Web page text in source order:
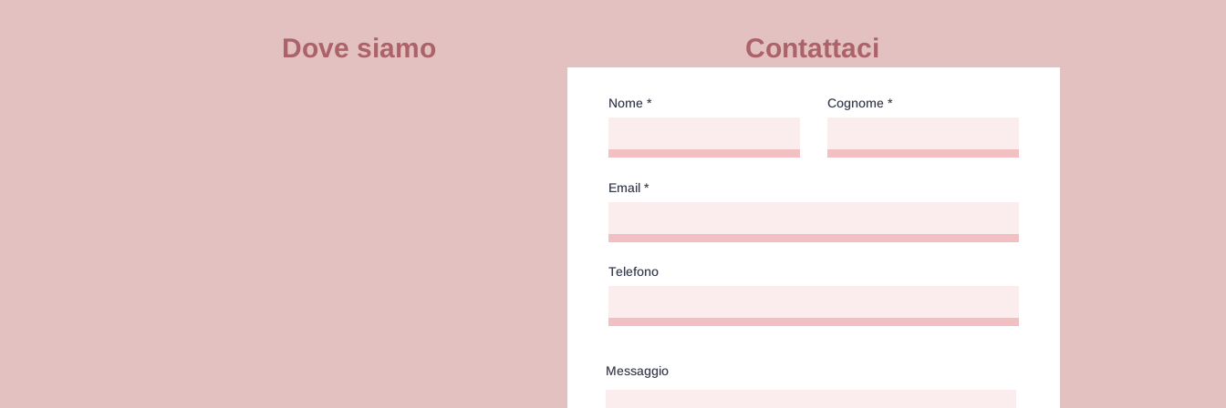
Dove siamo Contattaci
Nome Cognome
Email
Telefono
Messaggio